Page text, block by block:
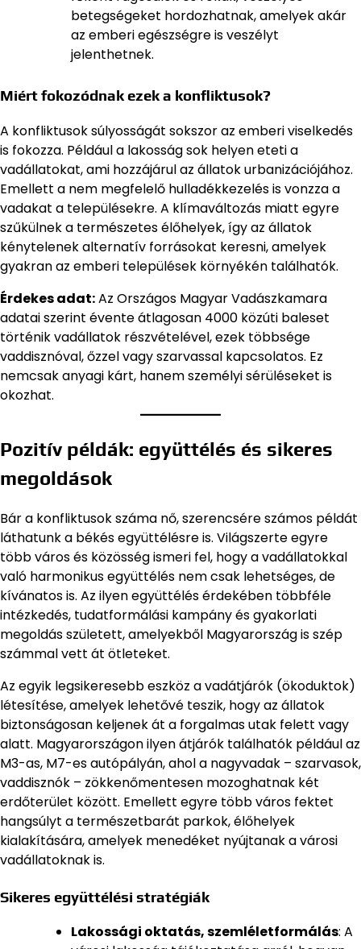
betegségeket hordozhatnak, amelyek akár
az emberi egészségre is veszélyt
jelenthetnek.
Miért fokozódnak ezek a konfliktusok?
A konfliktusok súlyosságát sokszor az emberi viselkedés
is fokozza. Például a lakosság sok helyen eteti a
vadállatokat, ami hozzájárul az állatok urbanizációjához.
Emellett a nem megfelelő hulladékkezelés is vonzza a
vadakat a településekre. A klímaváltozás miatt egyre
szűkülnek a természetes élőhelyek, így az állatok
kénytelenek alternatív forrásokat keresni, amelyek
gyakran az emberi települések környékén találhatók.
Érdekes adat:Az Országos Magyar Vadászkamara
adatai szerint évente átlagosan 4000 közúti baleset
történik vadállatok részvételével, ezek többsége
vaddisznóval, őzzel vagy szarvassal kapcsolatos. Ez
nemcsak anyagi kárt, hanem személyi sérüléseket is
okozhat.
Pozitív példák: együttélés és sikeres
megoldások
Bár a konfliktusok száma nő, szerencsére számos példát
láthatunk a békés együttélésre is. Világszerte egyre
több város és közösség ismeri fel, hogy a vadállatokkal
való harmonikus együttélés nem csak lehetséges, de
kívánatos is. Az ilyen együttélés érdekében többféle
intézkedés, tudatformálási kampány és gyakorlati
megoldás született, amelyekből Magyarország is szép
számmal vett át ötleteket.
Az egyik legsikeresebb eszköz a vadátjárók (ökoduktok)
létesítése, amelyek lehetővé teszik, hogy az állatok
biztonságosan keljenek át a forgalmas utak felett vagy
alatt. Magyarországon ilyen átjárók találhatók például az
M3-as, M7-es autópályán, ahol a nagyvadak – szarvasok,
vaddisznók – zökkenőmentesen mozoghatnak két
erdőterület között. Emellett egyre több város fektet
hangsúlyt a természetbarát parkok, élőhelyek
kialakítására, amelyek menedéket nyújtanak a városi
vadállatoknak is.
Sikeres együttélési stratégiák
Lakossági oktatás, szemléletformálás: A